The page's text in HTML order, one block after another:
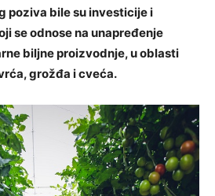
poziva bile su investicije i
se odnose na unapređenje
biljne proizvodnje, u oblasti
grožđa i cveća.